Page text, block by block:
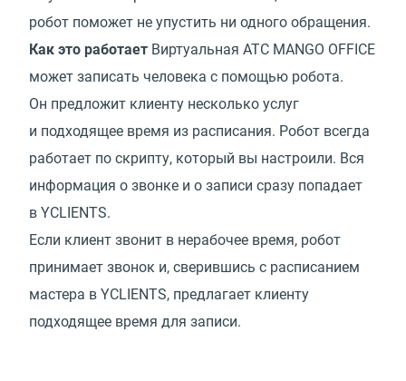
робот поможет не упустить ни одного обращения.
Как это работает Виртуальная АТС MANGO OFFICE
может записать человека с помощью робота.
Он предложит клиенту несколько услуг
и подходящее время из расписания. Робот всегда
работает по скрипту, который вы настроили. Вся
информация о звонке и о записи сразу попадает
в YCLIENTS.
Если клиент звонит в нерабочее время, робот
принимает звонок и, сверившись с расписанием
мастера в YCLIENTS, предлагает клиенту
подходящее время для записи.